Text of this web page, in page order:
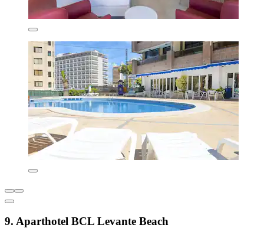
9. Aparthotel BCL Levante Beach